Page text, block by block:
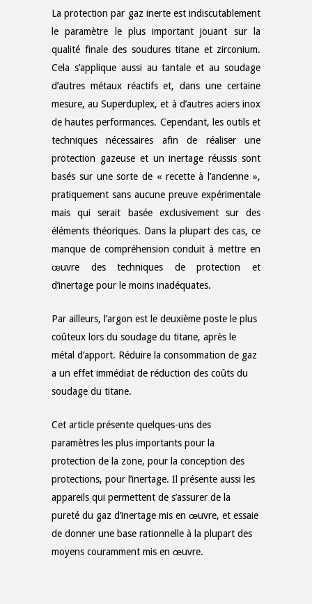
La protection par gaz inerte est indiscutablement
le paramètre le plus important jouant sur la
qualité finale des soudures titane et zirconium.
Cela s’applique aussi au tantale et au soudage
d’autres métaux réactifs et, dans une certaine
mesure, au Superduplex, et à d’autres aciers inox
de hautes performances. Cependant, les outils et
techniques nécessaires afin de réaliser une
protection gazeuse et un inertage réussis sont
basés sur une sorte de « recette à l’ancienne »,
pratiquement sans aucune preuve expérimentale
mais qui serait basée exclusivement sur des
éléments théoriques. Dans la plupart des cas, ce
manque de compréhension conduit à mettre en
œuvre des techniques de protection et
d’inertage pour le moins inadéquates.
Par ailleurs, l’argon est le deuxième poste le plus
coûteux lors du soudage du titane, après le
métal d’apport. Réduire la consommation de gaz
a un effet immédiat de réduction des coûts du
soudage du titane.
Cet article présente quelques-uns des
paramètres les plus importants pour la
protection de la zone, pour la conception des
protections, pour l’inertage. Il présente aussi les
appareils qui permettent de s’assurer de la
pureté du gaz d’inertage mis en œuvre, et essaie
de donner une base rationnelle à la plupart des
moyens couramment mis en œuvre.